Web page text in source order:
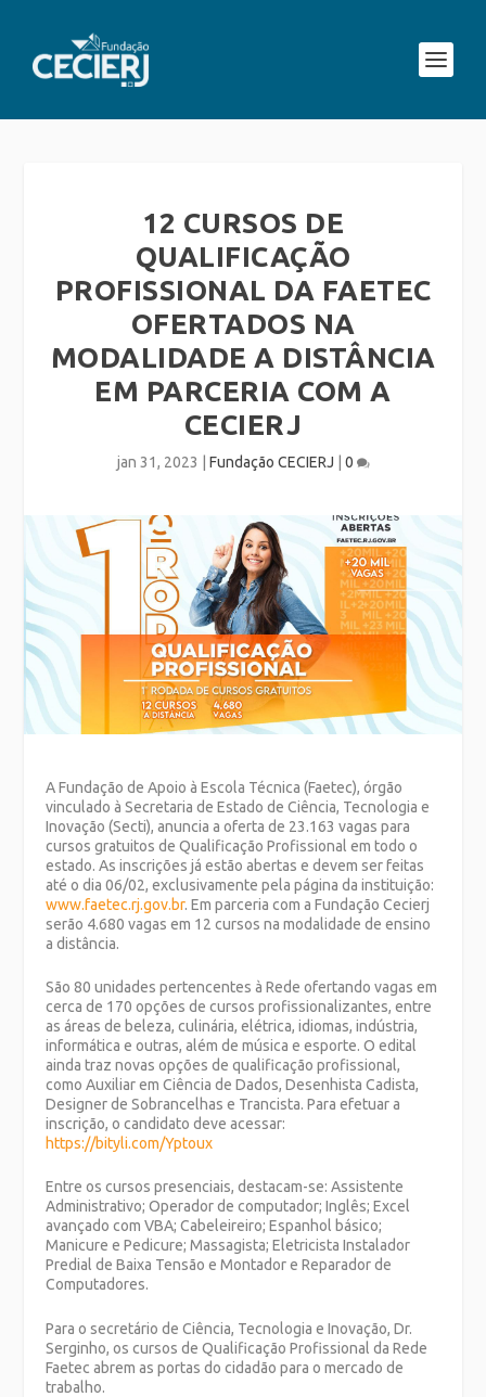
12 CURSOS DE
QUALIFICAÇÃO
PROFISSIONAL DA FAETEC
OFERTADOS NA
MODALIDADE A DISTÂNCIA
EM PARCERIA COM A
CECIERJ
jan 31, 2023 Fundação CECIERJ 0
A Fundação de Apoio à Escola Técnica (Faetec), órgão
vinculado à Secretaria de Estado de Ciência, Tecnologia e
Inovação (Secti), anuncia a oferta de 23.163 vagas para
cursos gratuitos de Qualificação Profissional em todo o
estado. As inscrições já estão abertas e devem ser feitas
até o dia 06/02, exclusivamente pela página da instituição:
www.faetec.rj.gov.br. Em parceria com a Fundação Cecierj
serão 4.680 vagas em 12 cursos na modalidade de ensino
a distância.
São 80 unidades pertencentes à Rede ofertando vagas em
cerca de 170 opções de cursos profissionalizantes, entre
as áreas de beleza, culinária, elétrica, idiomas, indústria,
informática e outras, além de música e esporte. O edital
ainda traz novas opções de qualificação profissional,
como Auxiliar em Ciência de Dados, Desenhista Cadista,
Designer de Sobrancelhas e Trancista. Para efetuar a
inscrição, o candidato deve acessar:
https://bityli.com/Yptoux
Entre os cursos presenciais, destacam-se: Assistente
Administrativo; Operador de computador; Inglês; Excel
avançado com VBA; Cabeleireiro; Espanhol básico;
Manicure e Pedicure; Massagista; Eletricista Instalador
Predial de Baixa Tensão e Montador e Reparador de
Computadores.
Para o secretário de Ciência, Tecnologia e Inovação, Dr.
Serginho, os cursos de Qualificação Profissional da Rede
Faetec abrem as portas do cidadão para o mercado de
trabalho.